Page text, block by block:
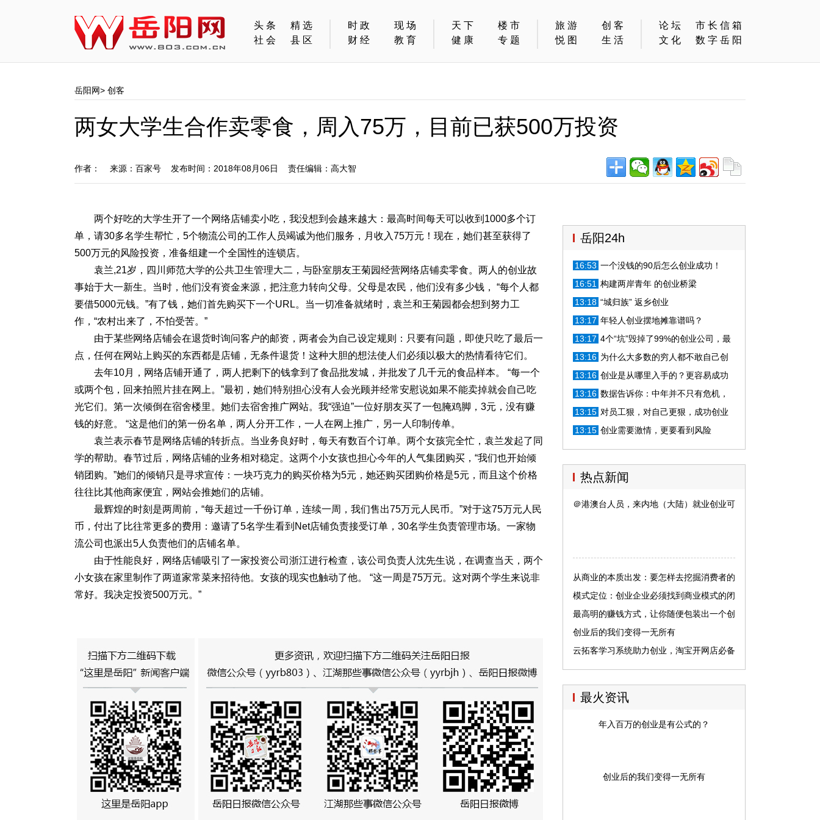
头条
精选
社会
县区
时政
现场
财经
教育
天下
楼市
健康
专题
旅游
创客
悦图
生活
论坛
市长信箱
文化
数字岳阳
岳阳网> 创客
两女大学生合作卖零食，周入75万，目前已获500万投资
作者： 来源：百家号 发布时间：2018年08月06日 责任编辑：高大智
两个好吃的大学生开了一个网络店铺卖小吃，我没想到会越来越大：最高时间每天可以收到1000多个订
单，请30多名学生帮忙，5个物流公司的工作人员竭诚为他们服务，月收入75万元！现在，她们甚至获得了
500万元的风险投资，准备组建一个全国性的连锁店。
袁兰,21岁，四川师范大学的公共卫生管理大二，与卧室朋友王菊园经营网络店铺卖零食。两人的创业故
事始于大一新生。当时，他们没有资金来源，把注意力转向父母。父母是农民，他们没有多少钱， “每个人都
要借5000元钱。”有了钱，她们首先购买下一个URL。当一切准备就绪时，袁兰和王菊园都会想到努力工
作，“农村出来了，不怕受苦。”
由于某些网络店铺会在退货时询问客户的邮资，两者会为自己设定规则：只要有问题，即使只吃了最后一
点，任何在网站上购买的东西都是店铺，无条件退货！这种大胆的想法使人们必须以极大的热情看待它们。
去年10月，网络店铺开通了，两人把剩下的钱拿到了食品批发城，并批发了几千元的食品样本。 “每一个
或两个包，回来拍照片挂在网上。”最初，她们特别担心没有人会光顾并经常安慰说如果不能卖掉就会自己吃
光它们。第一次倾倒在宿舍楼里。她们去宿舍推广网站。我“强迫”一位好朋友买了一包腌鸡脚，3元，没有赚
钱的好意。 “这是他们的第一份名单，两人分开工作，一人在网上推广，另一人印制传单。
袁兰表示春节是网络店铺的转折点。当业务良好时，每天有数百个订单。两个女孩完全忙，袁兰发起了同
学的帮助。春节过后，网络店铺的业务相对稳定。这两个小女孩也担心今年的人气集团购买，“我们也开始倾
销团购。”她们的倾销只是寻求宣传：一块巧克力的购买价格为5元，她还购买团购价格是5元，而且这个价格
往往比其他商家便宜，网站会推她们的店铺。
最辉煌的时刻是两周前，“每天超过一千份订单，连续一周，我们售出75万元人民币。”对于这75万元人民
币，付出了比往常更多的费用：邀请了5名学生看到Net店铺负责接受订单，30名学生负责管理市场。一家物
流公司也派出5人负责他们的店铺名单。
由于性能良好，网络店铺吸引了一家投资公司浙江进行检查，该公司负责人沈先生说，在调查当天，两个
小女孩在家里制作了两道家常菜来招待他。女孩的现实也触动了他。 “这一周是75万元。这对两个学生来说非
常好。我决定投资500万元。”
岳阳24h
16:53 一个没钱的90后怎么创业成功！
16:51 构建两岸青年 的创业桥梁
13:18 “城归族” 返乡创业
13:17 年轻人创业摆地摊靠谱吗？
13:17 4个“坑”毁掉了99%的创业公司，最
后一个让人哭笑不得
13:16 为什么大多数的穷人都不敢自己创
业？原因真的说的太精辟！
13:16 创业是从哪里入手的？更容易成功
13:16 数据告诉你：中年并不只有危机，
创业或许正当时
13:15 对员工狠，对自己更狠，成功创业
的用人4 步法
13:15 创业需要激情，更要看到风险
热点新闻
＠港澳台人员，来内地（大陆）就业创业可享这些服务！
从商业的本质出发：要怎样去挖掘消费者的
认知？
模式定位：创业企业必须找到商业模式的闭
环
最高明的赚钱方式，让你随便包装出一个创
业项目
创业后的我们变得一无所有
云拓客学习系统助力创业，淘宝开网店必备
神器
最火资讯
年入百万的创业是有公式的？
创业后的我们变得一无所有